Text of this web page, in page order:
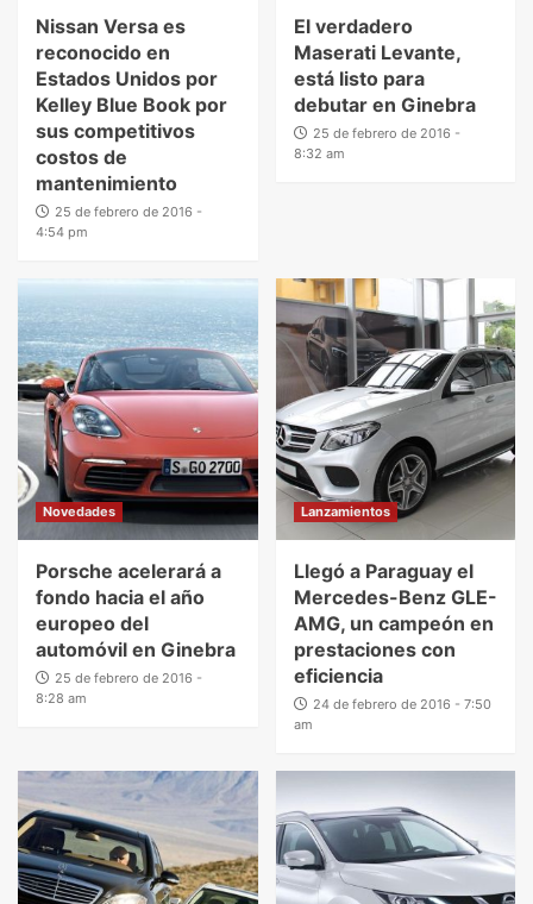
Nissan Versa es
reconocido en
Estados Unidos por
Kelley Blue Book por
sus competitivos
costos de
mantenimiento
25 de febrero de 2016 -
4:54 pm
El verdadero
Maserati Levante,
está listo para
debutar en Ginebra
25 de febrero de 2016 -
8:32 am
Novedades
Porsche acelerará a
fondo hacia el año
europeo del
automóvil en Ginebra
25 de febrero de 2016 -
8:28 am
Lanzamientos
Llegó a Paraguay el
Mercedes-Benz GLE-
AMG, un campeón en
prestaciones con
eficiencia
24 de febrero de 2016 - 7:50
am